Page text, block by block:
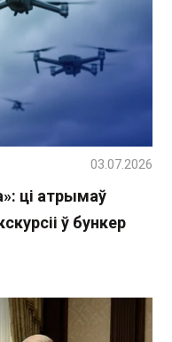
ці атрымаў
ў бункер
03.07.2026